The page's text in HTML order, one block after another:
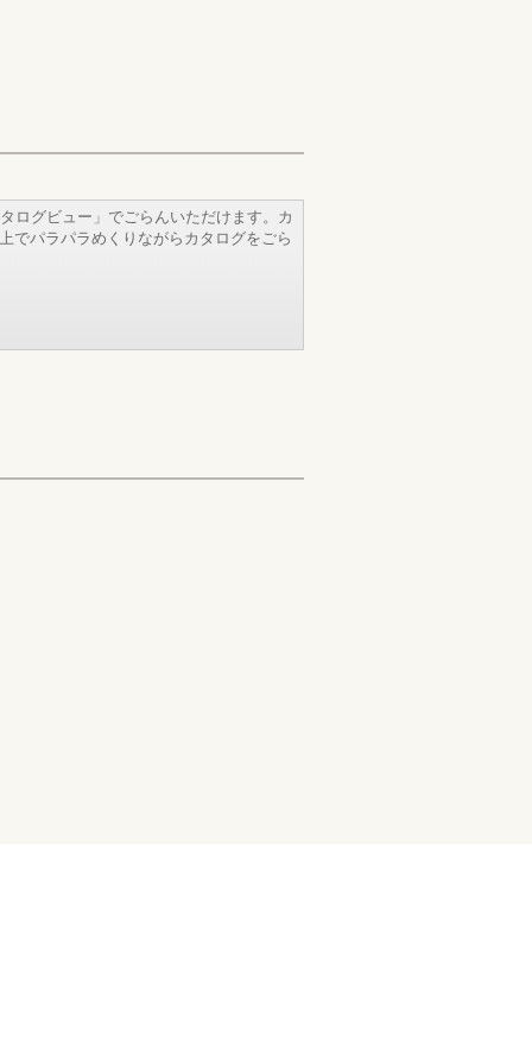
ログビュー」でごらんいただけます。カ
でパラパラめくりながらカタログをごら